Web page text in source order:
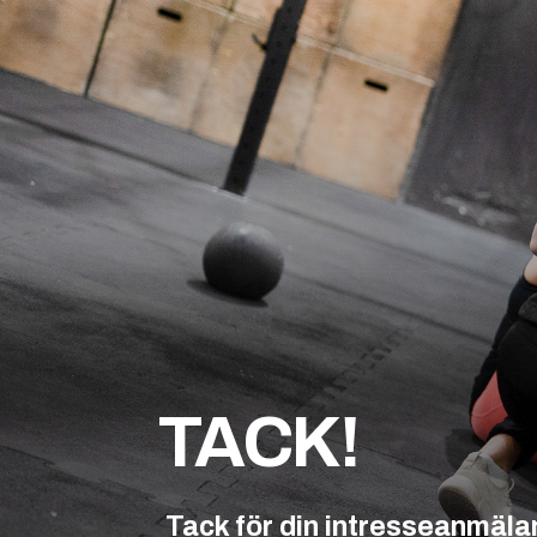
TACK!
Tack för din